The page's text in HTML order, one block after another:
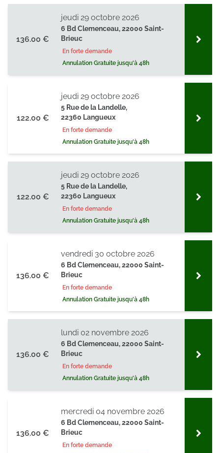
136.00 €
6 Bd Clemenceau, 22000 Saint-
Brieuc
En forte demande
Annulation Gratuite jusqu'à 48h
jeudi 29 octobre 2026
122.00 €
5 Rue de la Landelle,
22360 Langueux
En forte demande
Annulation Gratuite jusqu'à 48h
jeudi 29 octobre 2026
122.00 €
5 Rue de la Landelle,
22360 Langueux
En forte demande
Annulation Gratuite jusqu'à 48h
jeudi 29 octobre 2026
136.00 €
6 Bd Clemenceau, 22000 Saint-
Brieuc
En forte demande
Annulation Gratuite jusqu'à 48h
vendredi 30 octobre 2026
136.00 €
6 Bd Clemenceau, 22000 Saint-
Brieuc
En forte demande
Annulation Gratuite jusqu'à 48h
lundi 02 novembre 2026
136.00 €
6 Bd Clemenceau, 22000 Saint-
Brieuc
En forte demande
mercredi 04 novembre 2026